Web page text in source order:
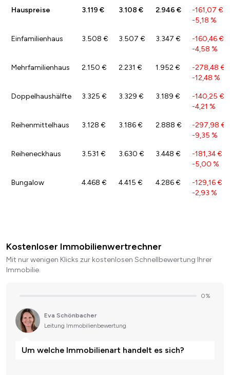
Hauspreise 3.119 € 3.108 € 2.946 € -161,07 €
-5,18 %
Einfamilienhaus 3.508 € 3.507 € 3.347 € -160,46 €
-4,58 %
Mehrfamilienhaus 2.150 € 2.231 € 1.952 € -278,48 €
-12,48 %
Doppelhaushälfte 3.325 € 3.329 € 3.189 € -140,25 €
-4,21 %
Reihenmittelhaus 3.128 € 3.186 € 2.888 € -297,98 €
-9,35 %
Reiheneckhaus 3.531 € 3.630 € 3.448 € -181,34 €
-5,00 %
Bungalow 4.468 € 4.415 € 4.286 € -129,16 €
-2,93 %
Kostenloser Immobilienwertrechner
Mit nur wenigen Klicks zur kostenlosen Schnellbewertung Ihrer
Immobilie.